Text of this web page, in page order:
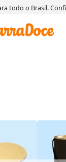
todo o Brasil.